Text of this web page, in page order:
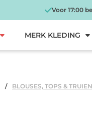
Voor 17:00
MERK KLEDING
BLOUSES, TOPS & TRUIEN